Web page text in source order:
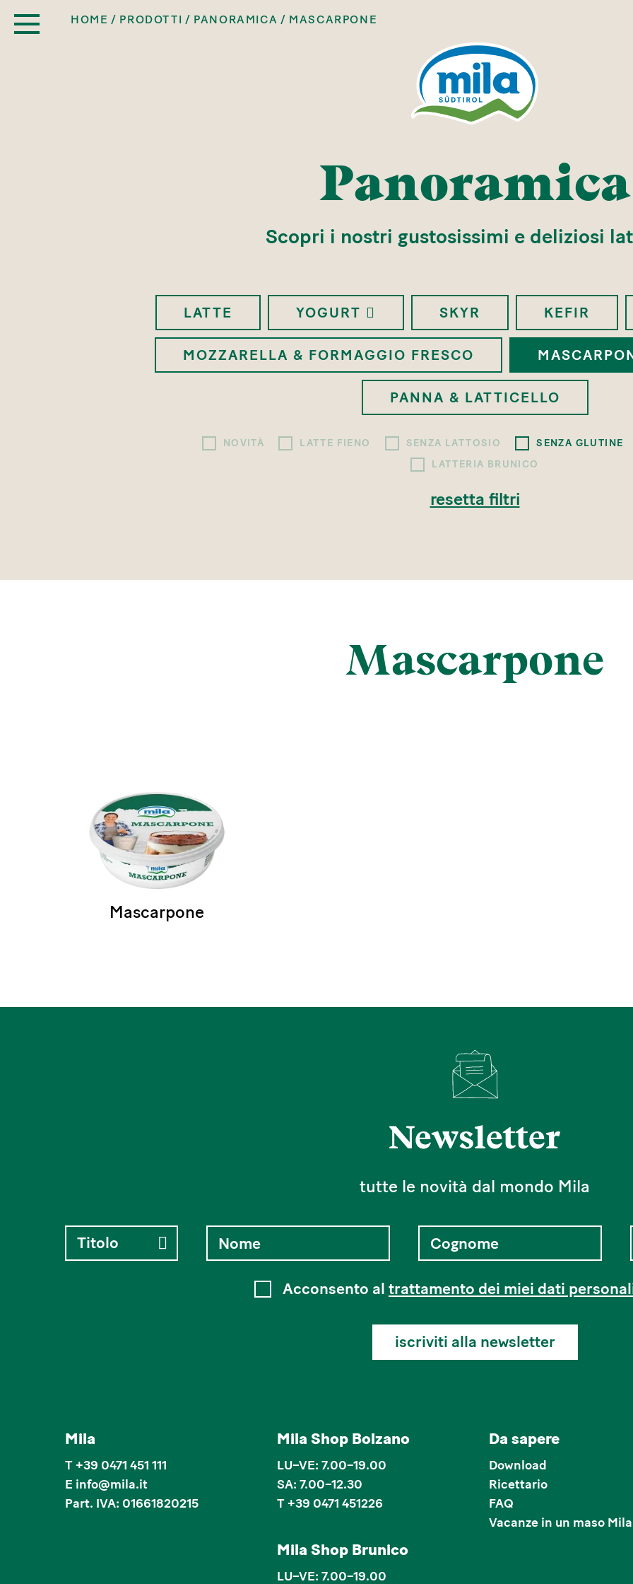
HOME PRODOTTI PANORAMICA MASCARPONE
Panoramica
Scopri i nostri gustosissimi e deliziosi
LATTE YOGURT SKYR KEFIR
MOZZARELLA & FORMAGGIO FRESCO
PANNA & LATTICELLO
NOVITÀ LATTE FIENO SENZA LATTOSIO SENZA GLUTINE
LATTERIA BRUNICO
resetta filtri
Mascarpone
Mascarpone
Newsletter
tutte le novità dal mondo Mila
Acconsento al trattamento dei miei dati
iscriviti alla newsletter
Mila
T+39 0471 451 111
E info@mila.it
Part. IVA: 01661820215
Mila Shop Bolzano
LU–VE: 7.00–19.00
SA: 7.00–12.30
T +39 0471 451226
Mila Shop Brunico
LU–VE: 7.00–19.00
Da sapere
Download
Ricettario
FAQ
Vacanze in un maso Mila